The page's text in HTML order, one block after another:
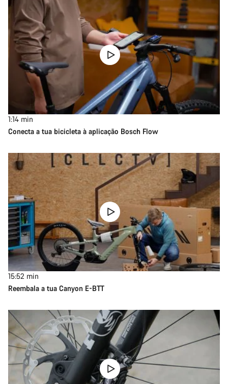
1:14 min
Conecta a tua bicicleta à aplicação Bosch Flow
15:52 min
Reembala a tua Canyon E-BTT